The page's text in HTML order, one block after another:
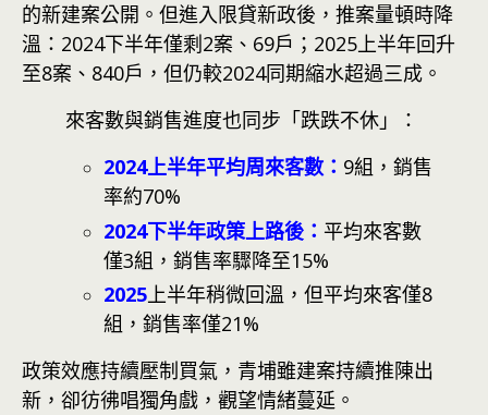
的新建案公開。但進入限貸新政後，推案量頓時降
溫：2024下半年僅剩2案、69戶；2025上半年回升
至8案、840戶，但仍較2024同期縮水超過三成。
來客數與銷售進度也同步「跌跌不休」：
2024上半年平均周來客數： 9組，銷售
率約70%
2024下半年政策上路後： 平均來客數
僅3組，銷售率驟降至15%
2025 上半年稍微回溫，但平均來客僅8
組，銷售率僅21%
政策效應持續壓制買氣，青埔雖建案持續推陳出
新，卻彷彿唱獨角戲，觀望情緒蔓延。